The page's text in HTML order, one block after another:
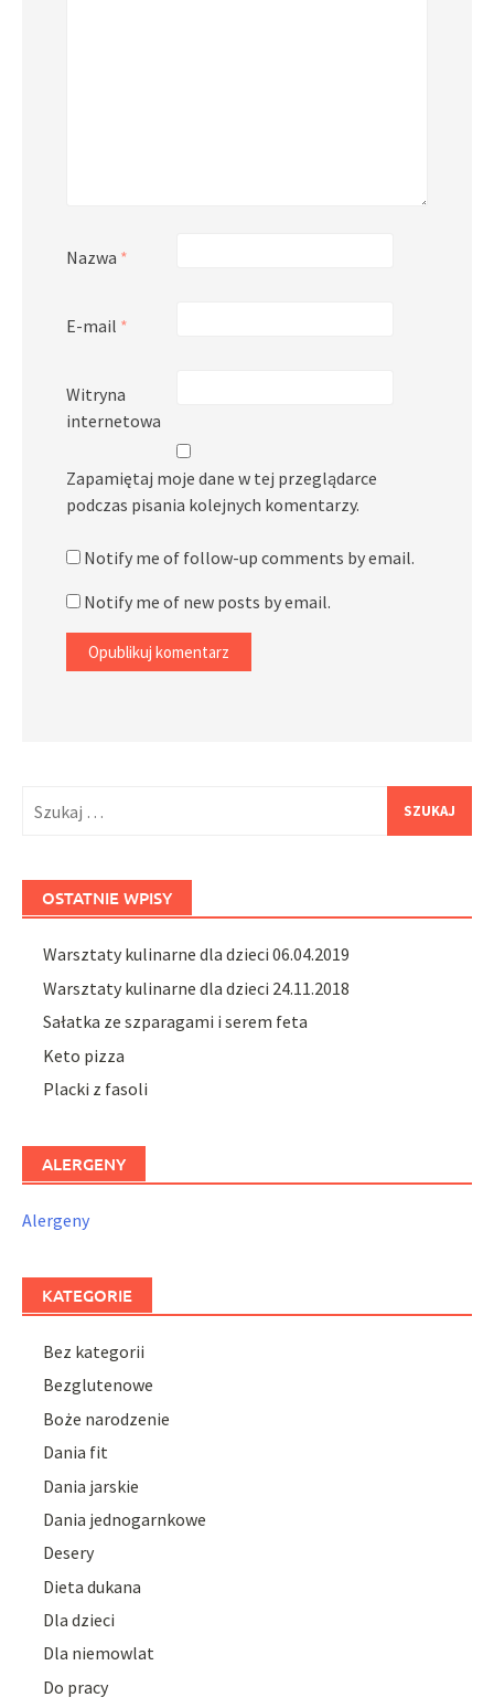
Nazwa *
E-mail *
Witryna
internetowa
Zapamiętaj moje dane w tej przeglądarce
podczas pisania kolejnych komentarzy.
Notify me of follow-up comments by email.
Notify me of new posts by email.
OSTATNIE WPISY
Warsztaty kulinarne dla dzieci 06.04.2019
Warsztaty kulinarne dla dzieci 24.11.2018
Sałatka ze szparagami i serem feta
Keto pizza
Placki z fasoli
ALERGENY
Alergeny
KATEGORIE
Bez kategorii
Bezglutenowe
Boże narodzenie
Dania fit
Dania jarskie
Dania jednogarnkowe
Desery
Dieta dukana
Dla dzieci
Dla niemowlat
Do pracy